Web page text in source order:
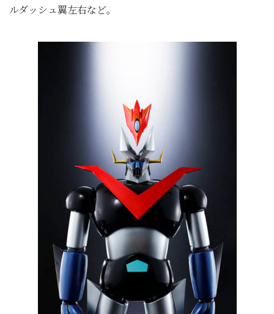
ルダッシュ翼左右など。